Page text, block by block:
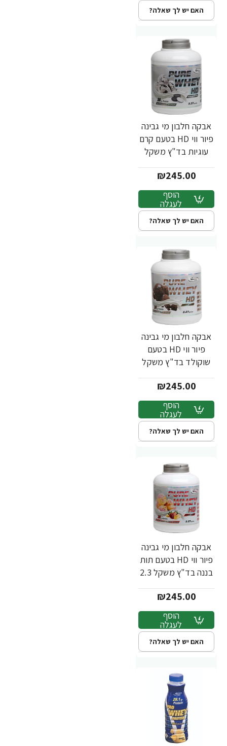
האם יש לך שאלה?
אבקה חלבון מי גבינה
פיור ווי HD בטעם קרם
עוגיות בד"ץ משקל
PowerTech
Nutrition
₪245.00
הוסף
לעגלה
האם יש לך שאלה?
אבקה חלבון מי גבינה
פיור ווי HD בטעם
שוקולד בד"ץ משקל
PowerTech
Nutrition
₪245.00
הוסף
לעגלה
האם יש לך שאלה?
אבקה חלבון מי גבינה
פיור ווי HD בטעם תות
בננה בד"ץ משקל 2.3
PowerTech
Nutrition
₪245.00
הוסף
לעגלה
האם יש לך שאלה?